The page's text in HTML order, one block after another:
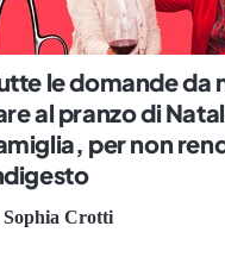
le domande da
al pranzo di
per non
Sophia Crotti